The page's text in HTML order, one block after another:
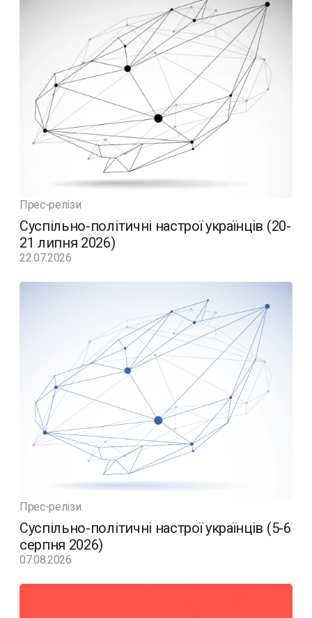
Прес-релізи
Суспільно-політичні настрої українців (20-
21 липня 2026)
22.07.2026
Прес-релізи
Суспільно-політичні настрої українців (5-6
серпня 2026)
07.08.2026